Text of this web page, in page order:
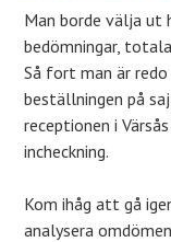
Man borde välja
bedömningar,
Så fort man är
beställningen på
receptionen i
incheckning.
Kom ihåg att gå
analysera